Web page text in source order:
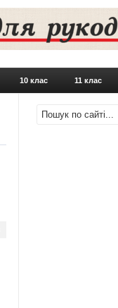
10 клас 11 клас